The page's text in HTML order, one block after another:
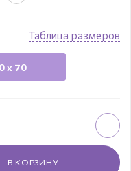
Таблица размеров
х 70
В КОРЗИНУ